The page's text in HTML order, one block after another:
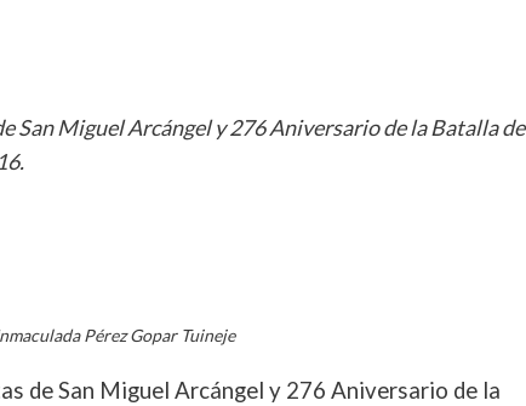
San Miguel Arcángel y 276 Aniversario de la Batalla de
Pérez Gopar Tuineje
de San Miguel Arcángel y 276 Aniversario de la